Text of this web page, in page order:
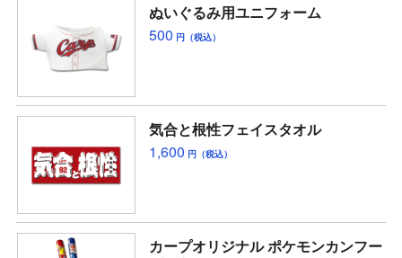
ぬいぐるみ用ユニフォーム
500 円（税込）
気合と根性フェイスタオル
1,600 円（税込）
カープオリジナル ポケモンカンフー